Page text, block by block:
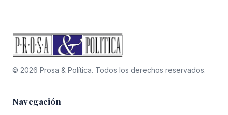
© 2026 Prosa & Política. Todos los derechos reservados.
Navegación